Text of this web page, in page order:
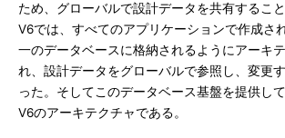
ため、グローバルで設計データを共有すること
V6では、すべてのアプリケーションで作成さ
一のデータベースに格納されるようにアーキ
れ、設計データをグローバルで参照し、変更
った。そしてこのデータベース基盤を提供し
V6のアーキテクチャである。